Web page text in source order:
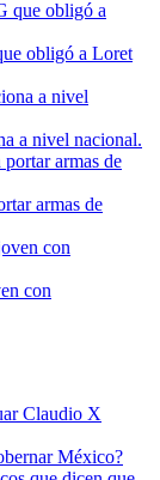
obligó a Loret
a nivel nacional.
armas de
con
Claudio X
México?